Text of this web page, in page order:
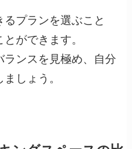
プランを選ぶこと
ができます。
ンスを見極め、自分
しょう。